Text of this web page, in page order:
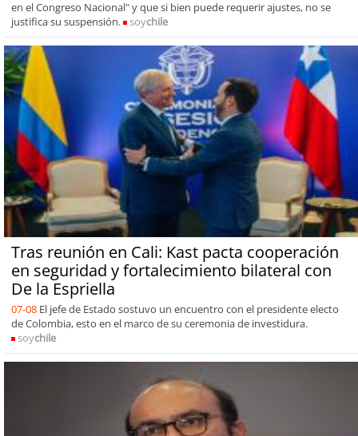
en el Congreso Nacional" y que si bien puede requerir ajustes, no se
justifica su suspensión.
soychile
Tras reunión en Cali: Kast pacta cooperación
en seguridad y fortalecimiento bilateral con
De la Espriella
07-08 El jefe de Estado sostuvo un encuentro con el presidente electo
de Colombia, esto en el marco de su ceremonia de investidura.
soychile